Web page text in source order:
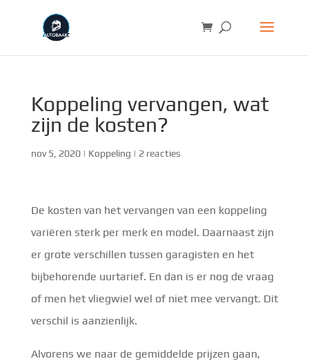
Koppeling vervangen, wat
zijn de kosten?
nov 5, 2020| Koppeling | 2 reacties
De kosten van het vervangen van een koppeling
variëren sterk per merk en model. Daarnaast zijn
er grote verschillen tussen garagisten en het
bijbehorende uurtarief. En dan is er nog de vraag
of men het vliegwiel wel of niet mee vervangt. Dit
verschil is aanzienlijk.
Alvorens we naar de gemiddelde prijzen gaan,